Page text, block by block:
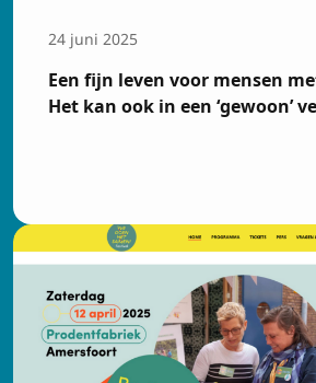
24 juni 2025
Een fijn leven voor mensen
Het kan ook in een ‘gewoon’